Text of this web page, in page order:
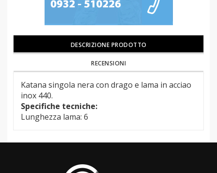
DESCRIZIONE PRODOTTO
RECENSIONI
Katana singola nera con drago e lama in acciao
inox 440.
Specifiche tecniche:
Lunghezza lama: 6